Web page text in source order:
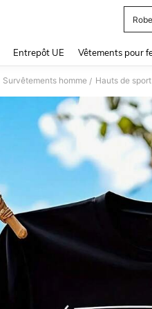
Entrepôt UE Vêtements pour
Survêtements homme / Hauts de